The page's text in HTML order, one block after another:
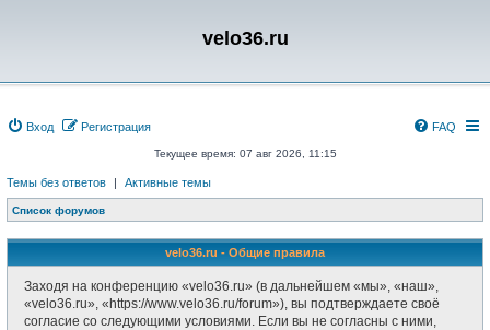
velo36.ru
Вход Регистрация FAQ
Текущее время: 07 авг 2026, 11:15
Темы без ответов | Активные темы
Список форумов
velo36.ru - Общие правила
Заходя на конференцию «velo36.ru» (в дальнейшем «мы», «наш»,
«velo36.ru», «https://www.velo36.ru/forum»), вы подтверждаете своё
согласие со следующими условиями. Если вы не согласны с ними,